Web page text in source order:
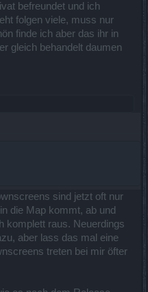
befreundet und ich
folgen viele, muss nur
finde ich aber das ihr in
gleich behandelt daumen
sind jetzt oft nur
die Map kommt, ab und
komplett raus. Neuerdings
aber lass das mal eine
treten bei mir öfter